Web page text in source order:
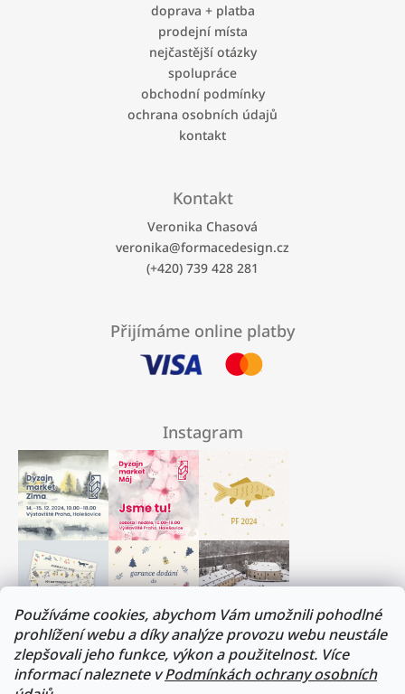
Používáme cookies, abychom Vám umožnili pohodlné
prohlížení webu a díky analýze provozu webu neustále
zlepšovali jeho funkce, výkon a použitelnost. Více
informací naleznete v Podmínkách ochrany osobních
Milí přátelé, musíme si trochu odpočinout :)
V termínu 17. - 31.července budeme na dovolené.
c
í
p
r
v
k
y
v
i
s
u
doprava + platba
prodejní místa
nejčastější otázky
spolupráce
obchodní podmínky
ochrana osobních údajů
kontakt
Kontakt
Veronika Chasová
veronika@formacedesign.cz
(+420) 739 428 281
Přijímáme online platby
Instagram